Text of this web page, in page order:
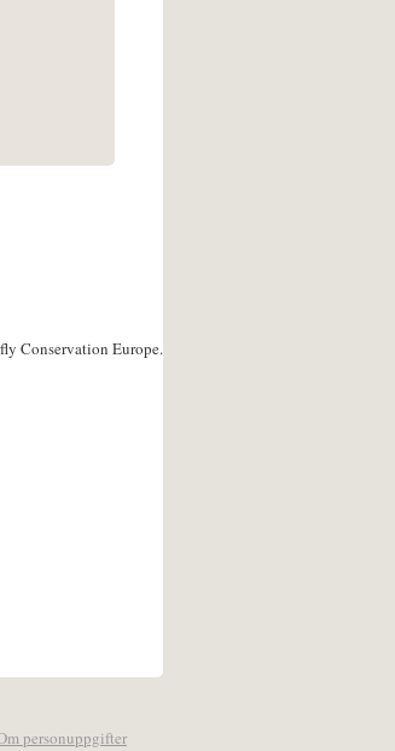
Conservation Europe.
personuppgifter